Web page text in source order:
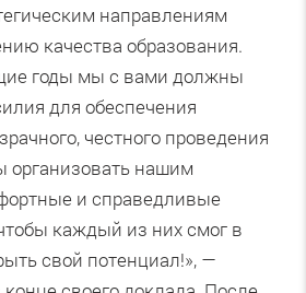
направлениям
качества образования.
годы мы с вами должны
для обеспечения
честного проведения
нашим
и справедливые
каждый из них смог в
свой потенциал!», —